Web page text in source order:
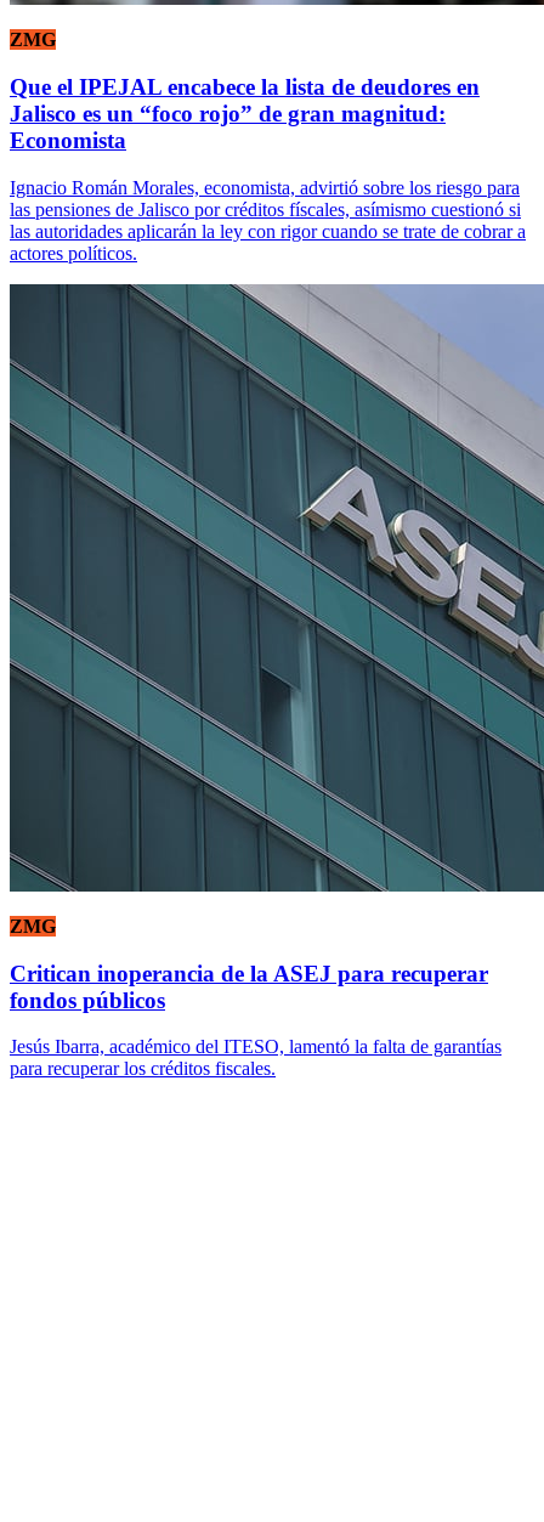
ZMG
Que el IPEJAL encabece la lista de deudores en
Jalisco es un “foco rojo” de gran magnitud:
Economista
Ignacio Román Morales, economista, advirtió sobre los riesgo para
las pensiones de Jalisco por créditos físcales, asímismo cuestionó si
las autoridades aplicarán la ley con rigor cuando se trate de cobrar a
actores políticos.
ZMG
Critican inoperancia de la ASEJ para recuperar
fondos públicos
Jesús Ibarra, académico del ITESO, lamentó la falta de garantías
para recuperar los créditos fiscales.